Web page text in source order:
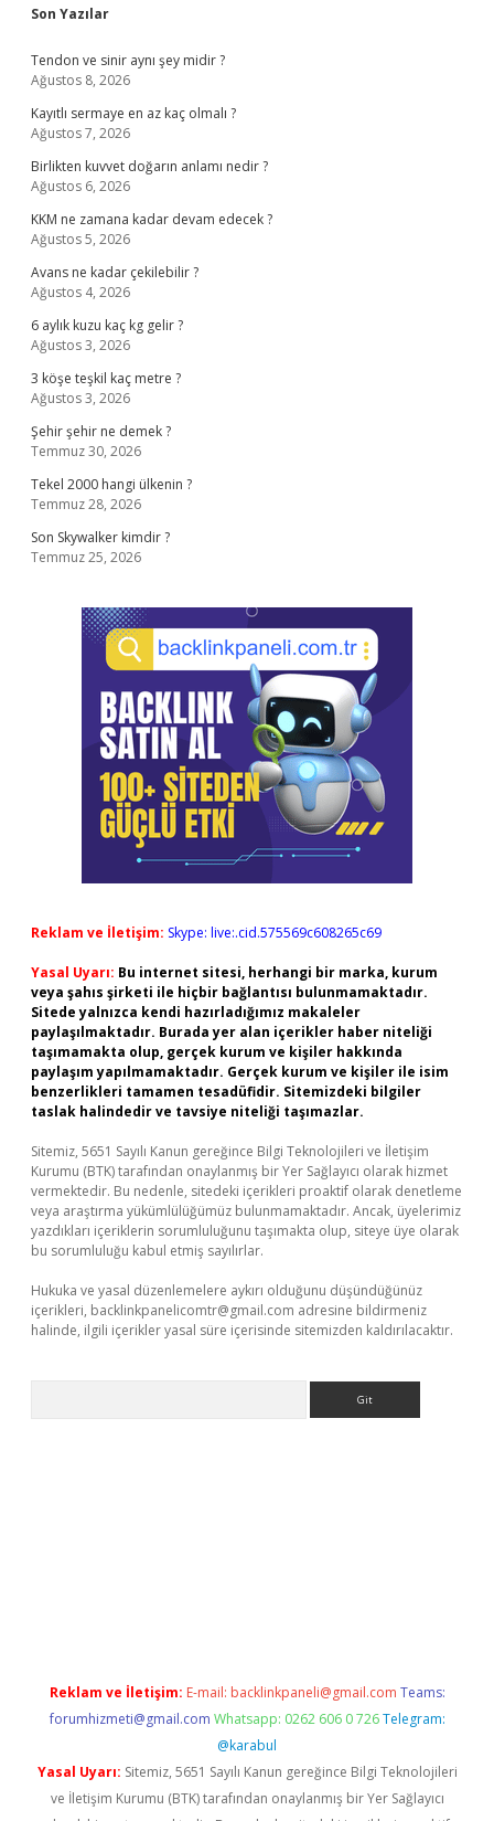
Sidebar
Son Yazılar
Tendon ve sinir aynı şey midir ?
Ağustos 8, 2026
Kayıtlı sermaye en az kaç olmalı ?
Ağustos 7, 2026
Birlikten kuvvet doğarın anlamı nedir ?
Ağustos 6, 2026
KKM ne zamana kadar devam edecek ?
Ağustos 5, 2026
Avans ne kadar çekilebilir ?
Ağustos 4, 2026
6 aylık kuzu kaç kg gelir ?
Ağustos 3, 2026
3 köşe teşkil kaç metre ?
Ağustos 3, 2026
Şehir şehir ne demek ?
Temmuz 30, 2026
Tekel 2000 hangi ülkenin ?
Temmuz 28, 2026
Son Skywalker kimdir ?
Temmuz 25, 2026
Reklam ve İletişim: Skype: live:.cid.575569c608265c69
Yasal Uyarı: Bu internet sitesi, herhangi bir marka, kurum
veya şahıs şirketi ile hiçbir bağlantısı bulunmamaktadır.
Sitede yalnızca kendi hazırladığımız makaleler
paylaşılmaktadır. Burada yer alan içerikler haber niteliği
taşımamakta olup, gerçek kurum ve kişiler hakkında
paylaşım yapılmamaktadır. Gerçek kurum ve kişiler ile isim
benzerlikleri tamamen tesadüfidir. Sitemizdeki bilgiler
taslak halindedir ve tavsiye niteliği taşımazlar.
Sitemiz, 5651 Sayılı Kanun gereğince Bilgi Teknolojileri ve İletişim
Kurumu (BTK) tarafından onaylanmış bir Yer Sağlayıcı olarak hizmet
vermektedir. Bu nedenle, sitedeki içerikleri proaktif olarak denetleme
veya araştırma yükümlülüğümüz bulunmamaktadır. Ancak, üyelerimiz
yazdıkları içeriklerin sorumluluğunu taşımakta olup, siteye üye olarak
bu sorumluluğu kabul etmiş sayılırlar.
Hukuka ve yasal düzenlemelere aykırı olduğunu düşündüğünüz
içerikleri, backlinkpanelicomtr@gmail.com adresine bildirmeniz
halinde, ilgili içerikler yasal süre içerisinde sitemizden kaldırılacaktır.
Reklam ve İletişim: E-mail: backlinkpaneli@gmail.com Teams:
forumhizmeti@gmail.com Whatsapp: 0262 606 0 726 Telegram:
@karabul
Yasal Uyarı: Sitemiz, 5651 Sayılı Kanun gereğince Bilgi Teknolojileri
ve İletişim Kurumu (BTK) tarafından onaylanmış bir Yer Sağlayıcı